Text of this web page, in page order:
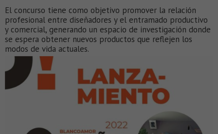
El concurso tiene como objetivo promover la relación
profesional entre diseñadores y el entramado productivo
y comercial, generando un espacio de investigación donde
se espera obtener nuevos productos que reflejen los
modos de vida actuales.